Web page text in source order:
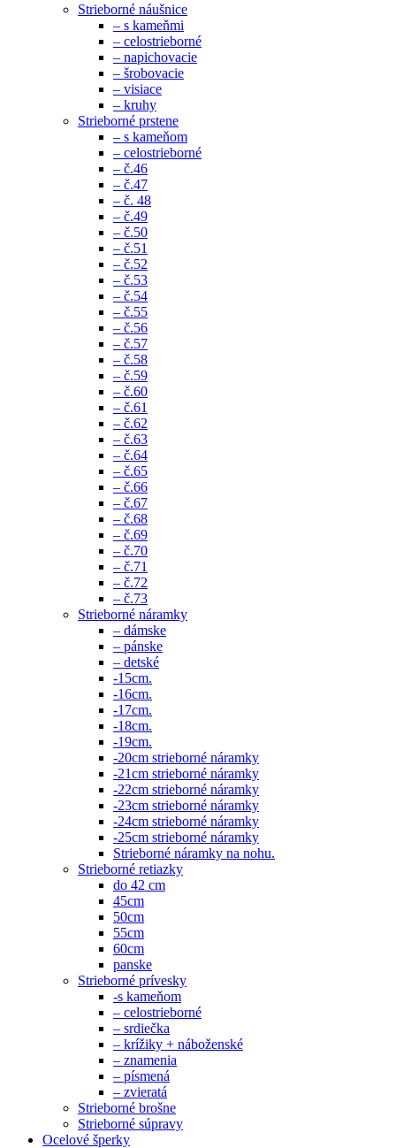
Strieborné náušnice
– s kameňmi
– celostrieborné
– napichovacie
– šrobovacie
– visiace
– kruhy
Strieborné prstene
– s kameňom
– celostrieborné
– č.46
– č.47
– č. 48
– č.49
– č.50
– č.51
– č.52
– č.53
– č.54
– č.55
– č.56
– č.57
– č.58
– č.59
– č.60
– č.61
– č.62
– č.63
– č.64
– č.65
– č.66
– č.67
– č.68
– č.69
– č.70
– č.71
– č.72
– č.73
Strieborné náramky
– dámske
– pánske
– detské
-15cm.
-16cm.
-17cm.
-18cm.
-19cm.
-20cm strieborné náramky
-21cm strieborné náramky
-22cm strieborné náramky
-23cm strieborné náramky
-24cm strieborné náramky
-25cm strieborné náramky
Strieborné náramky na nohu.
Strieborné retiazky
do 42 cm
45cm
50cm
55cm
60cm
panske
Strieborné prívesky
-s kameňom
– celostrieborné
– srdiečka
– krížiky + náboženské
– znamenia
– písmená
– zvieratá
Strieborné brošne
Strieborné súpravy
Ocelové šperky